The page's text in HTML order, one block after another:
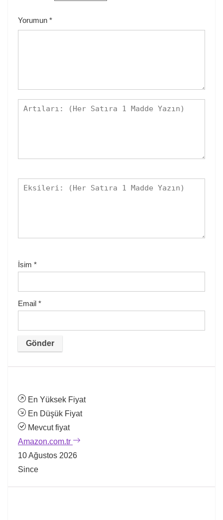
Yorumun *
İsim *
Email *
En Yüksek Fiyat
En Düşük Fiyat
Mevcut fiyat
Amazon.com.tr
10 Ağustos 2026
Since